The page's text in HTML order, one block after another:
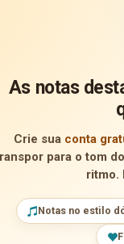
As notas
Crie sua conta
para o tom
ritmo.
Notas no estilo